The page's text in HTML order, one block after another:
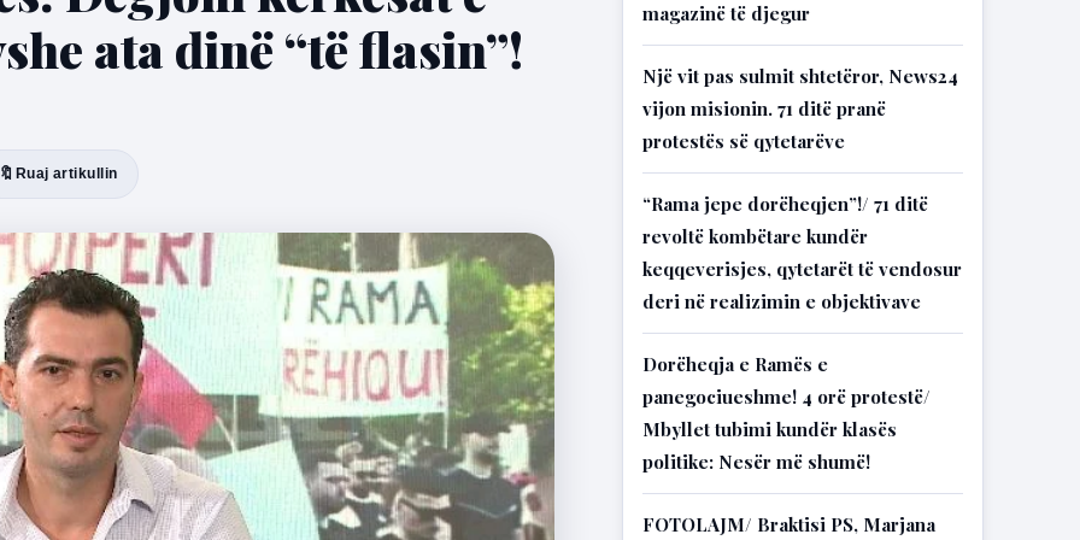
ata dinë “të flasin”!
Ruaj artikullin
magazinë të djegur
Një vit pas sulmit shtetëror, News24
vijon misionin. 71 ditë pranë
protestës së qytetarëve
“Rama jepe dorëheqjen”!/ 71 ditë
revoltë kombëtare kundër
keqqeverisjes, qytetarët të vendosur
deri në realizimin e objektivave
Dorëheqja e Ramës e
panegociueshme! 4 orë protestë/
Mbyllet tubimi kundër klasës
politike: Nesër më shumë!
FOTOLAJM/ Braktisi PS, Marjana